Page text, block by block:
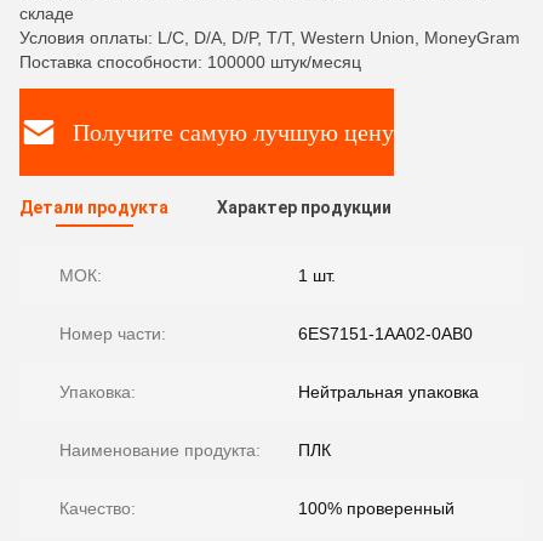
складе
Условия оплаты: L/C, D/A, D/P, T/T, Western Union, MoneyGram
Поставка способности: 100000 штук/месяц
Получите самую лучшую цену
Детали продукта Характер продукции
МОК: 1 шт.
Номер части: 6ES7151-1AA02-0AB0
Упаковка: Нейтральная упаковка
Наименование продукта: ПЛК
Качество: 100% проверенный